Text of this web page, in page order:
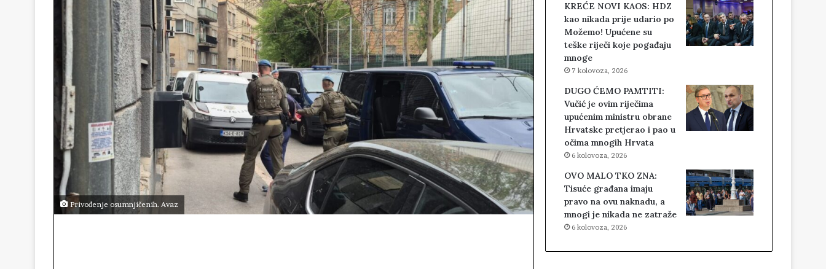
Privođenje osumnjičenih. Avaz
KREĆE NOVI KAOS: HDZ
kao nikada prije udario po
Možemo! Upućene su
teške riječi koje pogađaju
mnoge
7 kolovoza, 2026
DUGO ĆEMO PAMTITI:
Vučić je ovim riječima
upućenim ministru obrane
Hrvatske pretjerao i pao u
očima mnogih Hrvata
6 kolovoza, 2026
OVO MALO TKO ZNA:
Tisuće građana imaju
pravo na ovu naknadu, a
mnogi je nikada ne zatraže
6 kolovoza, 2026